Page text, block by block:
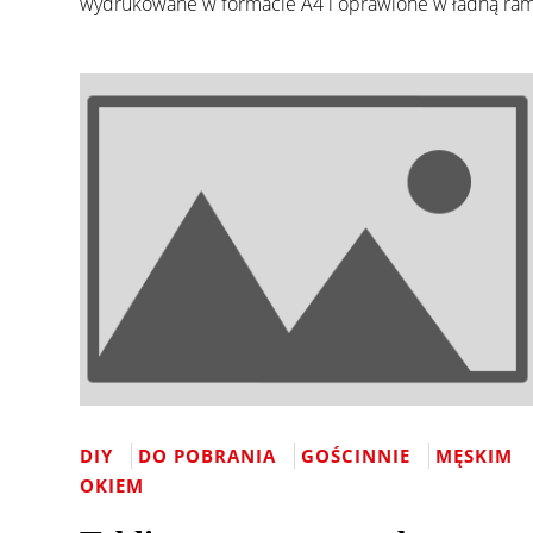
DIY DO POBRANIA GOŚCINNIE
MĘSKIM
OKIEM